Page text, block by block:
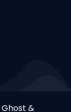
Ghost &